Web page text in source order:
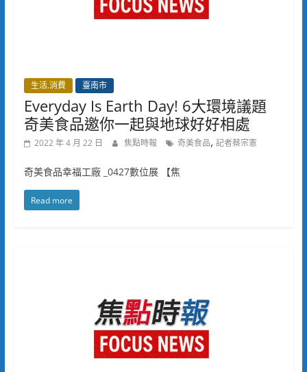
生活.消費 臺南市
Everyday Is Earth Day! 6大環境議題
奇美食品邀你一起與地球好好相處
2022 年 4 月 22 日 焦點時報 奇美食品, 記者蔡宗憲
奇美食品幸福工廠 _0427數位展 【焦
Read more